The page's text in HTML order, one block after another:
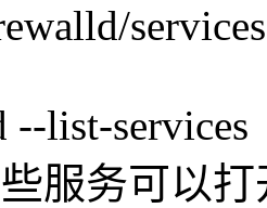
list-services
服务可以打